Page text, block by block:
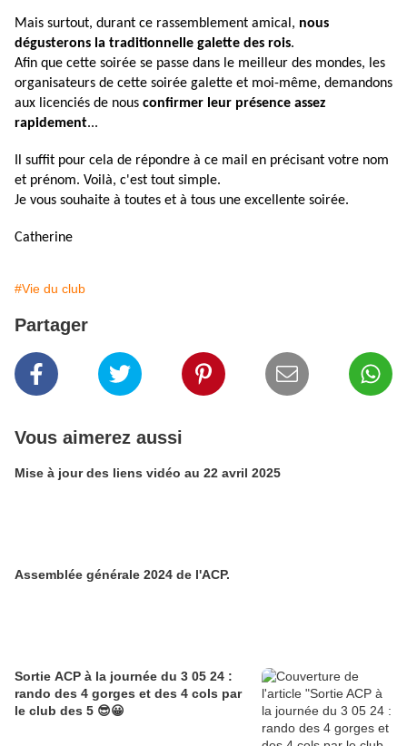
Mais surtout, durant ce rassemblement amical, nous
dégusterons la traditionnelle galette des rois.
Afin que cette soirée se passe dans le meilleur des mondes, les
organisateurs de cette soirée galette et moi-même, demandons
aux licenciés de nous confirmer leur présence assez
rapidement...
Il suffit pour cela de répondre à ce mail en précisant votre nom
et prénom. Voilà, c'est tout simple.
Je vous souhaite à toutes et à tous une excellente soirée.
Catherine
#Vie du club
Partager
Vous aimerez aussi
Mise à jour des liens vidéo au 22 avril 2025
Assemblée générale 2024 de l'ACP.
Sortie ACP à la journée du 3 05 24 :
rando des 4 gorges et des 4 cols par
le club des 5 😎😀